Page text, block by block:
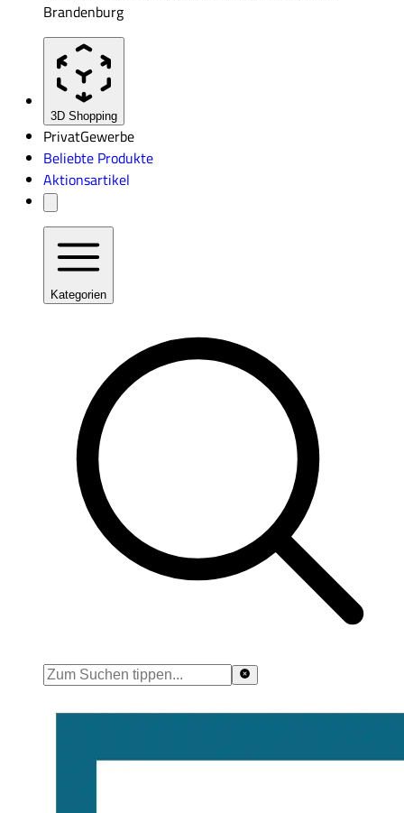
Brandenburg
3D Shopping
PrivatGewerbe
Beliebte Produkte
Aktionsartikel
Kategorien